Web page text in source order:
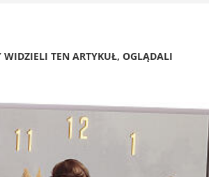
WIDZIELI TEN ARTYKUŁ, OGLĄDALI